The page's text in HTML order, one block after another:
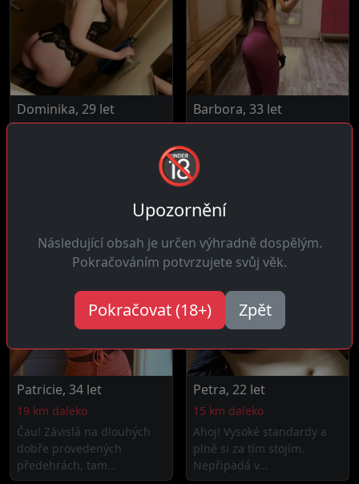
Dominika, 29 let Barbora, 33 let
Ahoj! Tady protože mám
potřeby a stojím si za tím
že je...
Patricie, 34 let
19 km daleko
Čau! Závislá na dlouhých
dobře provedených
předehrách, tam...
Petra, 22 let
15 km daleko
Ahoj! Vysoké standardy a
plně si za tím stojím.
Nepřipadá v...
🔞
Upozornění
Následující obsah je určen výhradně dospělým.
Pokračováním potvrzujete svůj věk.
Pokračovat (18+) Zpět